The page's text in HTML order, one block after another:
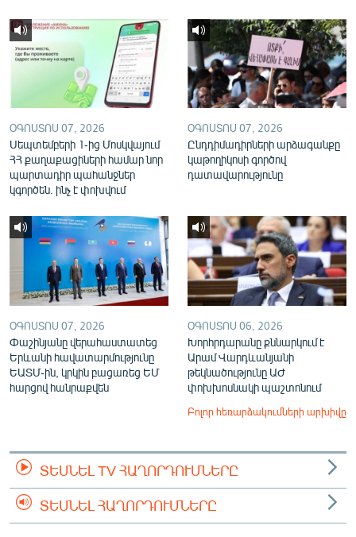
«Ազատության» բոլոր կայքերը
ՕԳՈՍՏՈՍ 07, 2026
Սեպտեմբերի 1-ից Մոսկվայում
ՀՀ քաղաքացիների համար նոր
պարտադիր պահանջներ
կգործեն. ինչ է փոխվում
ՕԳՈՍՏՈՍ 07, 2026
Ընդդիմադիրների արձագանքը
կաթողիկոսի գործով
դատավարությունը
ՕԳՈՍՏՈՍ 07, 2026
Փաշինյանը վերահաստատեց
Երևանի հավատարմությունը
ԵԱՏՄ-ին, կրկին բացառեց ԵՄ
հարցով հանրաքվեն
ՕԳՈՍՏՈՍ 06, 2026
Խորհրդարանը քննարկում է
Արամ Վարդևանյանի
թեկնածությունը ԱԺ
փոխխոսնակի պաշտոնում
Բոլոր հեռարձակումների արխիվը
ՏԵՍՆԵԼ TV ՀԱՂՈՐԴՈՒՄՆԵՐԸ
ՏԵՍՆԵԼ ՀԱՂՈՐԴՈՒՄՆԵՐԸ